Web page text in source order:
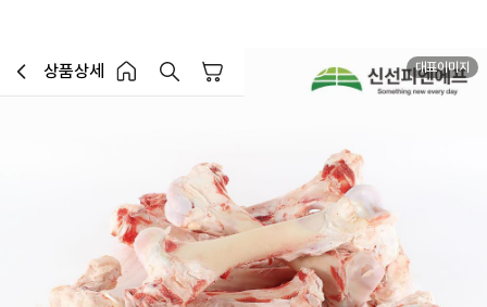
이전페이지로 이동
상품상세
홈 버튼홈 장바구니
대표이미지